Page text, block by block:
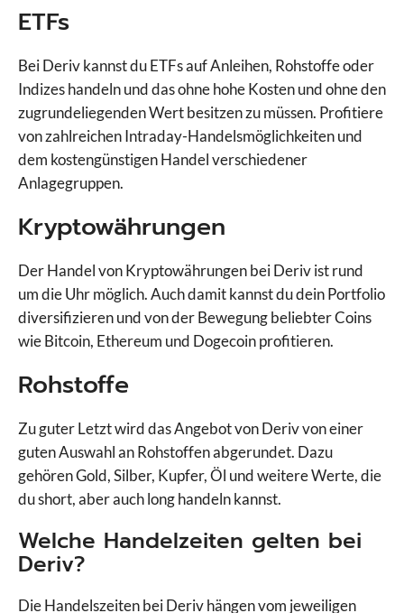
ETFs
Bei Deriv kannst du ETFs auf Anleihen, Rohstoffe oder
Indizes handeln und das ohne hohe Kosten und ohne den
zugrundeliegenden Wert besitzen zu müssen. Profitiere
von zahlreichen Intraday-Handelsmöglichkeiten und
dem kostengünstigen Handel verschiedener
Anlagegruppen.
Kryptowährungen
Der Handel von Kryptowährungen bei Deriv ist rund
um die Uhr möglich. Auch damit kannst du dein Portfolio
diversifizieren und von der Bewegung beliebter Coins
wie Bitcoin, Ethereum und Dogecoin profitieren.
Rohstoffe
Zu guter Letzt wird das Angebot von Deriv von einer
guten Auswahl an Rohstoffen abgerundet. Dazu
gehören Gold, Silber, Kupfer, Öl und weitere Werte, die
du short, aber auch long handeln kannst.
Welche Handelzeiten gelten bei
Deriv?
Die Handelszeiten bei Deriv hängen vom jeweiligen